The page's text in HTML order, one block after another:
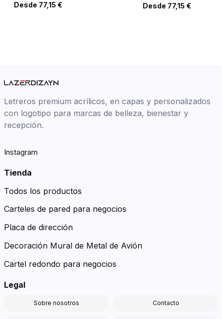
Desde 77,15 € Desde 77,15 €
Letreros premium acrílicos, en capas y personalizados
con logotipo para marcas de belleza, bienestar y
recepción.
Instagram
Tienda
Todos los productos
Carteles de pared para negocios
Placa de dirección
Decoración Mural de Metal de Avión
Cartel redondo para negocios
Legal
Sobre nosotros Contacto